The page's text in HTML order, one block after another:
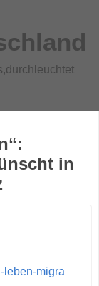
in
leben-migra